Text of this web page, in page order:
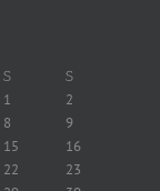
S S
1
2
8
9
15
16
22
23